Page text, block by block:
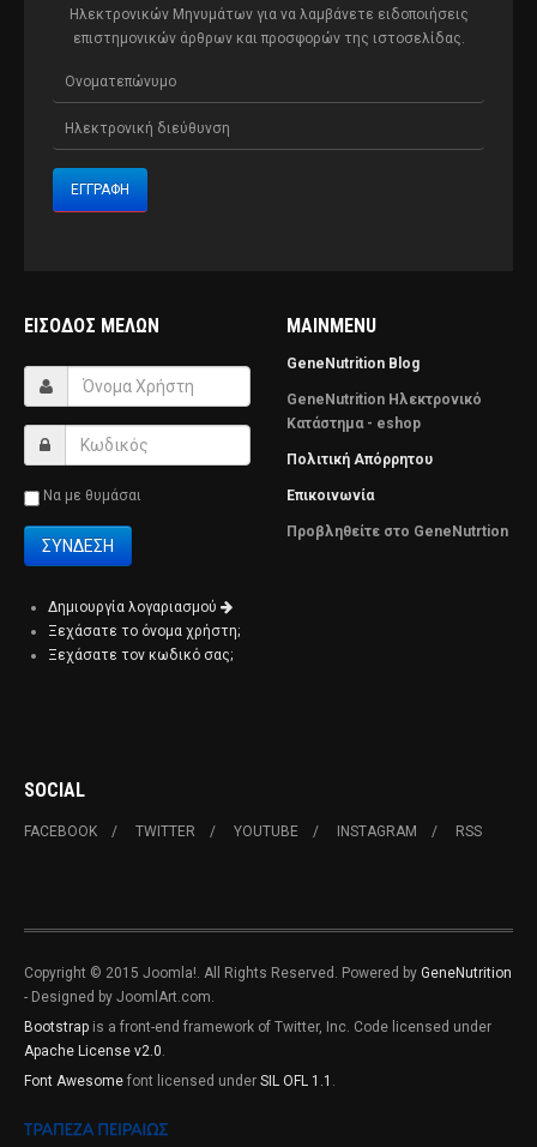
Ηλεκτρονικών Μηνυμάτων για να λαμβάνετε ειδοποιήσεις
επιστημονικών άρθρων και προσφορών της ιστοσελίδας.
ΕΊΣΟΔΟΣ ΜΕΛΏΝ
Να με θυμάσαι
Δημιουργία λογαριασμού
Ξεχάσατε το όνομα χρήστη;
Ξεχάσατε τον κωδικό σας;
MAINMENU
GeneNutrition Blog
GeneNutrition Ηλεκτρονικό
Κατάστημα - eshop
Πολιτική Απόρρητου
Επικοινωνία
Προβληθείτε στο GeneNutrtion
SOCIAL
FACEBOOK TWITTER YOUTUBE INSTAGRAM RSS
Copyright © 2015 Joomla!. All Rights Reserved. Powered by GeneNutrition
- Designed by JoomlArt.com.
Bootstrap is a front-end framework of Twitter, Inc. Code licensed under
Apache License v2.0
Font Awesome font licensed under SIL OFL 1.1